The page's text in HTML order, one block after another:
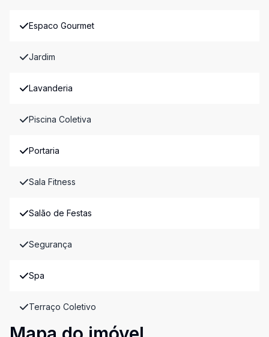
Espaco Gourmet
Jardim
Lavanderia
Piscina Coletiva
Portaria
Sala Fitness
Salão de Festas
Segurança
Spa
Terraço Coletivo